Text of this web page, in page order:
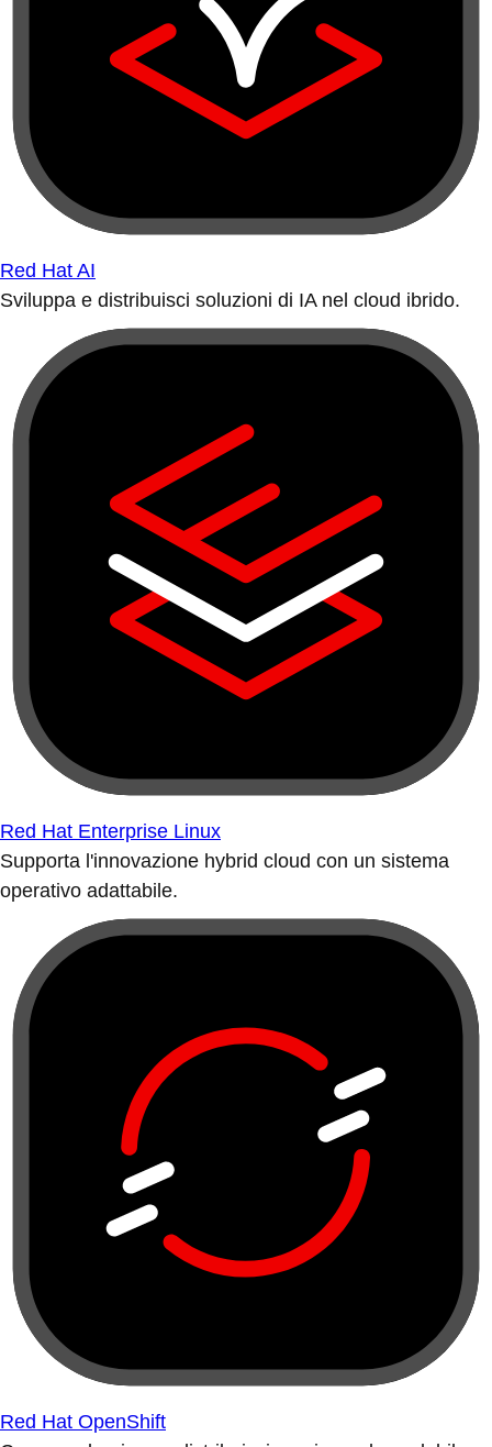
Red Hat AI
Sviluppa e distribuisci soluzioni di IA nel cloud ibrido.
Red Hat Enterprise Linux
Supporta l'innovazione hybrid cloud con un sistema
operativo adattabile.
Red Hat OpenShift